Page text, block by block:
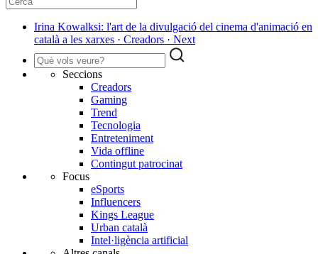
Irina Kowalksi: l'art de la divulgació del cinema d'animació en
català a les xarxes · Creadors · Next
Seccions
Creadors
Gaming
Trend
Tecnologia
Entreteniment
Vida offline
Contingut patrocinat
Focus
eSports
Influencers
Kings League
Urban català
Intel·ligència artificial